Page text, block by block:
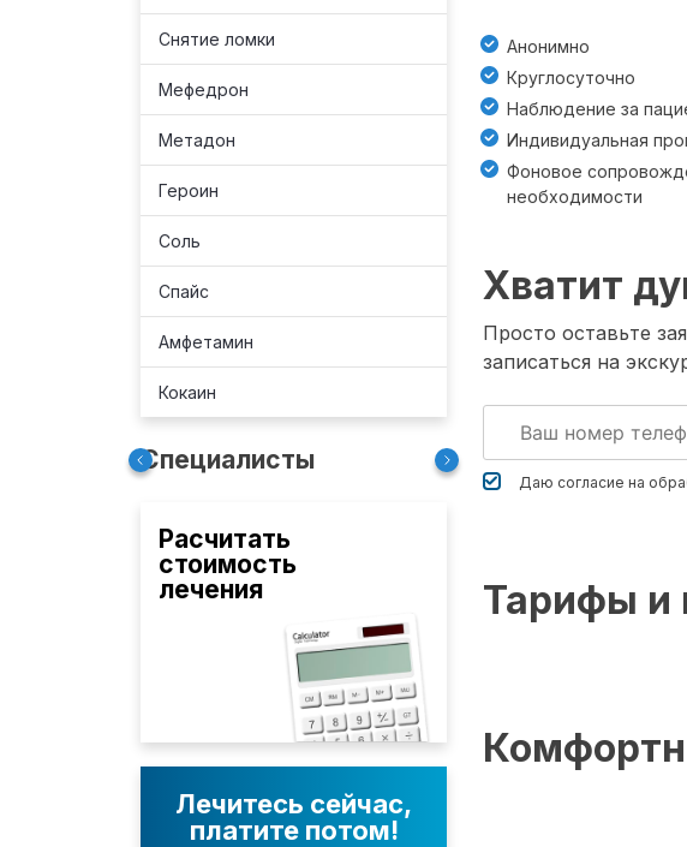
Снятие ломки
Мефедрон
Метадон
Героин
Соль
Спайс
Амфетамин
Кокаин
Специалисты
Расчитать
стоимость
лечения
Лечитесь сейчас,
платите потом!
Анонимно
Круглосуточно
Наблюдение за
Индивидуальная
Фоновое
необходимости
Хватит
Просто оставьте
записаться на
Даю согласие на
Тарифы и